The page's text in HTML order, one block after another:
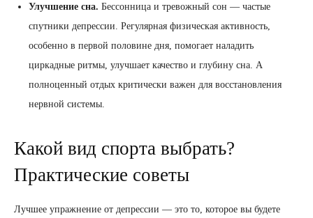
Улучшение сна. Бессонница и тревожный сон — частые
спутники депрессии. Регулярная физическая активность,
особенно в первой половине дня, помогает наладить
циркадные ритмы, улучшает качество и глубину сна. А
полноценный отдых критически важен для восстановления
нервной системы.
Какой вид спорта выбрать?
Практические советы
Лучшее упражнение от депрессии — это то, которое вы будете